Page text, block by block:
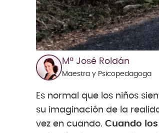
Mª José Roldán
Maestra y Psicopedagoga
Es normal que los niños
su imaginación de la
vez en cuando. Cuando